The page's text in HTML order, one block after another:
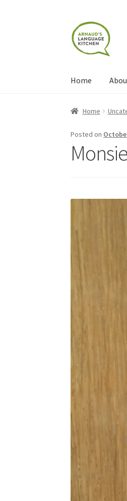
Skip
to
navigation
Skip
to
content
Home
Home About Blog
ShopTerms
Home
Posted on